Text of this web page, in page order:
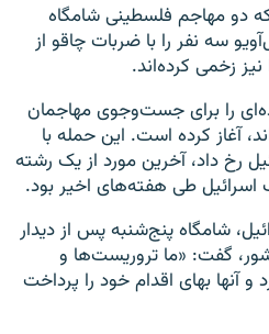
که دو مهاجم فلسطینی شامگاه
سه نفر را با ضربات چاقو از
نیز زخمی کرده‌اند.
را برای جست‌وجوی مهاجمان
آغاز کرده است. این حمله با
رخ داد، آخرین مورد از یک رشته
اسرائیل طی هفته‌های اخیر بود.
شامگاه پنج‌شنبه پس از دیدار
گفت: «ما تروریست‌ها و
و آنها بهای اقدام خود را پرداخت